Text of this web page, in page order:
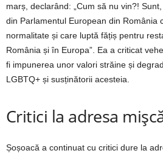
marș, declarând: „Cum să nu vin?!
din Parlamentul European din România
normalitate și care luptă fățiș pentru
România și în Europa”. Ea a criticat
fi impunerea unor valori străine și
LGBTQ+ și susținătorii acesteia.
Critici la adresa
Șoșoacă a continuat cu critici dure la